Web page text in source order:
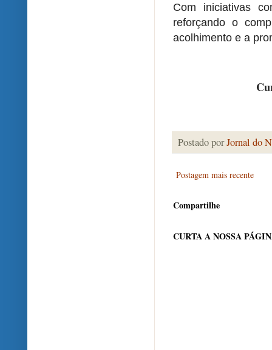
Com iniciativas
reforçando o
acolhimento e a
Postado porJornal do
Postagem mais recente
Compartilhe
CURTA A NOSSA